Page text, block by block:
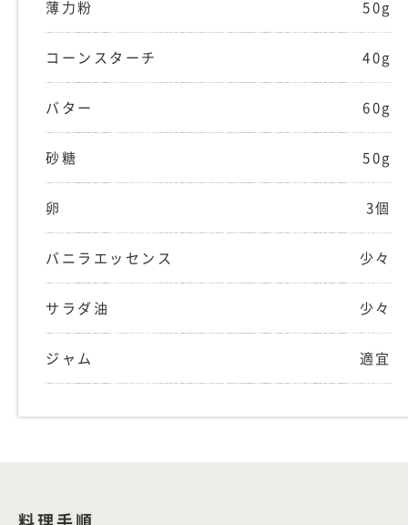
薄力粉 50g
コーンスターチ 40g
バター 60g
砂糖 50g
卵 3個
バニラエッセンス 少々
サラダ油 少々
ジャム 適宜
料理手順